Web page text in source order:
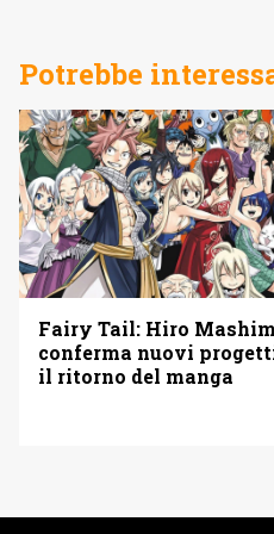
Potrebbe
Fairy Tail: Hiro
conferma nuovi
il ritorno del manga